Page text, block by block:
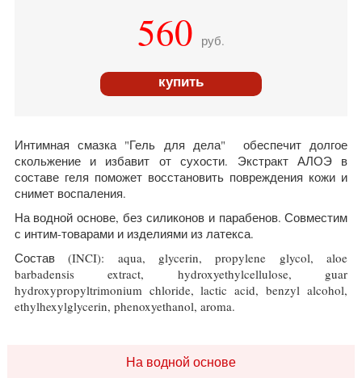
560 руб.
купить
Интимная смазка "Гель для дела" обеспечит долгое
скольжение и избавит от сухости. Экстракт АЛОЭ в
составе геля поможет восстановить повреждения кожи и
снимет воспаления.
На водной основе, без силиконов и парабенов. Совместим
с интим-товарами и изделиями из латекса.
Состав (INCI): aqua, glycerin, propylene glycol, aloe
barbadensis extract, hydroxyethylcellulose, guar
hydroxypropyltrimonium chloride, lactic acid, benzyl alcohol,
ethylhexylglycerin, phenoxyethanol, aroma.
На водной основе